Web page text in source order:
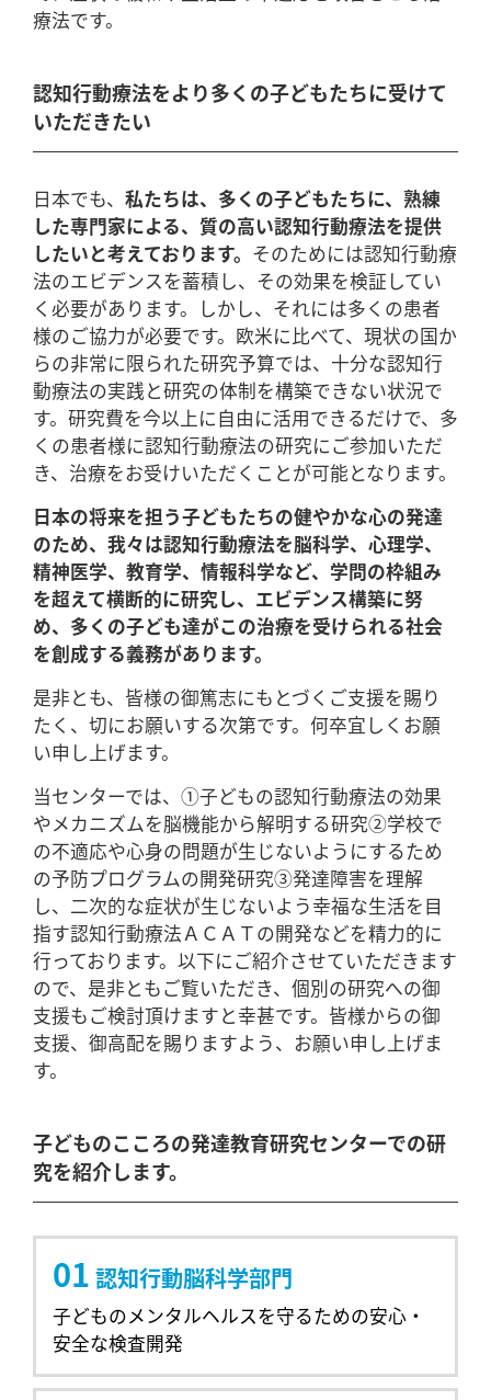
療法です。
認知行動療法をより多くの子どもたちに受けて
いただきたい
日本でも、 私たちは、多くの子どもたちに、熟練
した専門家による、質の高い認知行動療法を提供
したいと考えております。 そのためには認知行動療
法のエビデンスを蓄積し、その効果を検証してい
く必要があります。しかし、それには多くの患者
様のご協力が必要です。欧米に比べて、現状の国か
らの非常に限られた研究予算では、十分な認知行
動療法の実践と研究の体制を構築できない状況で
す。研究費を今以上に自由に活用できるだけで、多
くの患者様に認知行動療法の研究にご参加いただ
き、治療をお受けいただくことが可能となります。
日本の将来を担う子どもたちの健やかな心の発達
のため、我々は認知行動療法を脳科学、心理学、
精神医学、教育学、情報科学など、学問の枠組み
を超えて横断的に研究し、エビデンス構築に努
め、多くの子ども達がこの治療を受けられる社会
を創成する義務があります。
是非とも、皆様の御篤志にもとづくご支援を賜り
たく、切にお願いする次第です。何卒宜しくお願
い申し上げます。
当センターでは、①子どもの認知行動療法の効果
やメカニズムを脳機能から解明する研究②学校で
の不適応や心身の問題が生じないようにするため
の予防プログラムの開発研究③発達障害を理解
し、二次的な症状が生じないよう幸福な生活を目
指す認知行動療法ＡＣＡＴの開発などを精力的に
行っております。以下にご紹介させていただきます
ので、是非ともご覧いただき、個別の研究への御
支援もご検討頂けますと幸甚です。皆様からの御
支援、御高配を賜りますよう、お願い申し上げま
す。
子どものこころの発達教育研究センターでの研
究を紹介します。
01 認知行動脳科学部門
子どものメンタルヘルスを守るための安心・
安全な検査開発